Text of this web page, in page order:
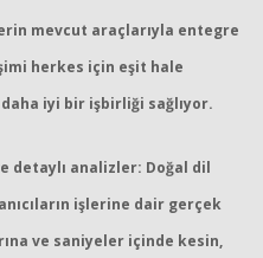
mevcut araçlarıyla entegre
herkes için eşit hale
iyi bir işbirliği sağlıyor.
detaylı analizler: Doğal dil
işlerine dair gerçek
ve saniyeler içinde kesin,